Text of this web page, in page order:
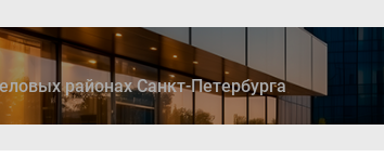
районах Санкт-Петербурга